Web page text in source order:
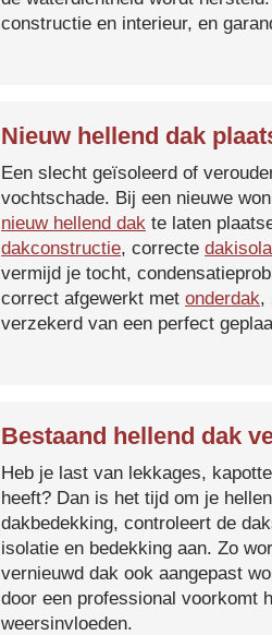
constructie en interieur, en
Nieuw hellend dak
Een slecht geïsoleerd of
vochtschade. Bij een nieuwe
nieuw hellend dak te laten
dakconstructie, correcte
vermijd je tocht,
correct afgewerkt met onderdak,
verzekerd van een perfect
Bestaand hellend dak
Heb je last van lekkages,
heeft? Dan is het tijd om je
dakbedekking, controleert de
isolatie en bedekking aan. Zo
vernieuwd dak ook aangepast
door een professional voorkomt
weersinvloeden.